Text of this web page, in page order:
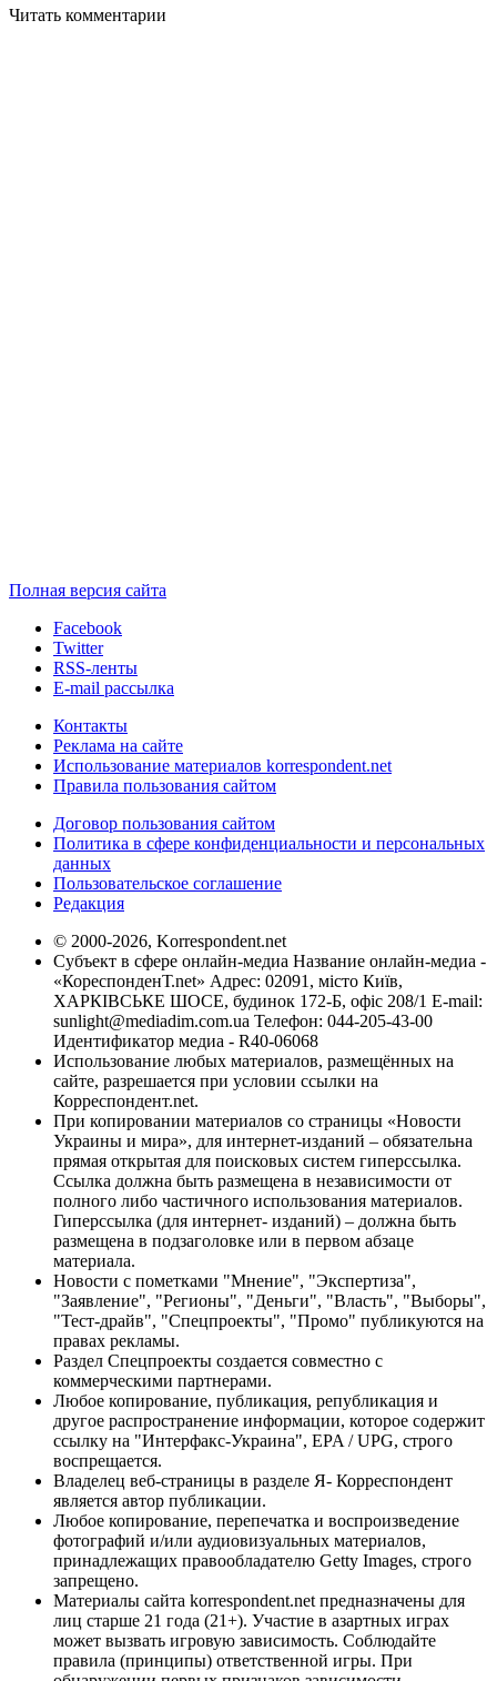
Читать комментарии
Полная версия сайта
Facebook
Twitter
RSS-ленты
E-mail рассылка
Контакты
Реклама на сайте
Использование материалов korrespondent.net
Правила пользования сайтом
Договор пользования сайтом
Политика в сфере конфиденциальности и персональных
данных
Пользовательское соглашение
Редакция
© 2000-2026, Korrespondent.net
Субъект в сфере онлайн-медиа Название онлайн-медиа -
«КореспонденТ.net» Адрес: 02091, місто Київ,
ХАРКІВСЬКЕ ШОСЕ, будинок 172-Б, офіс 208/1 E-mail:
sunlight@mediadim.com.ua Телефон: 044-205-43-00
Идентификатор медиа - R40-06068
Использование любых материалов, размещённых на
сайте, разрешается при условии ссылки на
Корреспондент.net.
При копировании материалов со страницы «Новости
Украины и мира», для интернет-изданий – обязательна
прямая открытая для поисковых систем гиперссылка.
Ссылка должна быть размещена в независимости от
полного либо частичного использования материалов.
Гиперссылка (для интернет- изданий) – должна быть
размещена в подзаголовке или в первом абзаце
материала.
Новости с пометками "Мнение", "Экспертиза",
"Заявление", "Регионы", "Деньги", "Власть", "Выборы",
"Тест-драйв", "Спецпроекты", "Промо" публикуются на
правах рекламы.
Раздел Спецпроекты создается совместно с
коммерческими партнерами.
Любое копирование, публикация, републикация и
другое распространение информации, которое содержит
ссылку на "Интерфакс-Украина", EPA / UPG, строго
воспрещается.
Владелец веб-страницы в разделе Я- Корреспондент
является автор публикации.
Любое копирование, перепечатка и воспроизведение
фотографий и/или аудиовизуальных материалов,
принадлежащих правообладателю Getty Images, строго
запрещено.
Материалы сайта korrespondent.net предназначены для
лиц старше 21 года (21+). Участие в азартных играх
может вызвать игровую зависимость. Соблюдайте
правила (принципы) ответственной игры. При